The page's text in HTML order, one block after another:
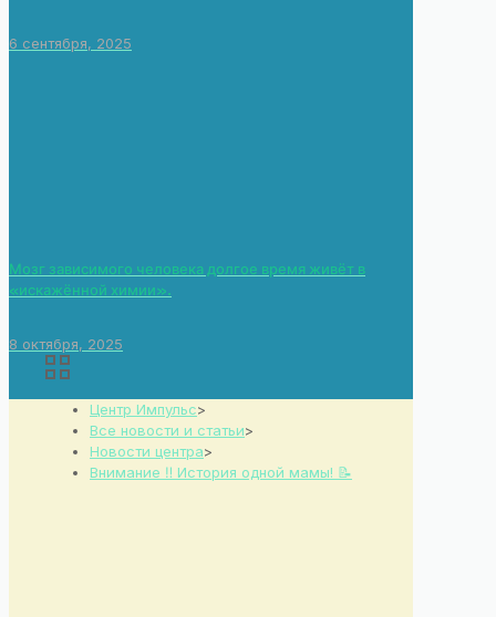
6 сентября, 2025
Мозг зависимого человека долгое время живёт в
«искажённой химии».
8 октября, 2025
Центр Импульс>
Все новости и статьи>
Новости центра>
Внимание ‼️ История одной мамы! 📝